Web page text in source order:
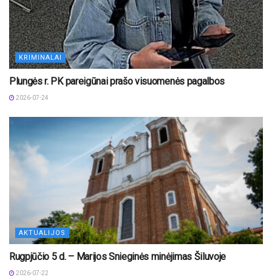
KRIMINALAI
Plungės r. PK pareigūnai prašo visuomenės pagalbos
2026-07-24
AKTUALIJOS
Rugpjūčio 5 d. – Marijos Snieginės minėjimas Šiluvoje
2026-07-22